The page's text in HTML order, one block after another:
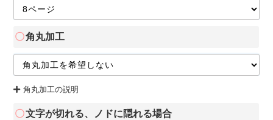
角丸加工
角丸加工の説明
文字が切れる、ノドに隠れる場合